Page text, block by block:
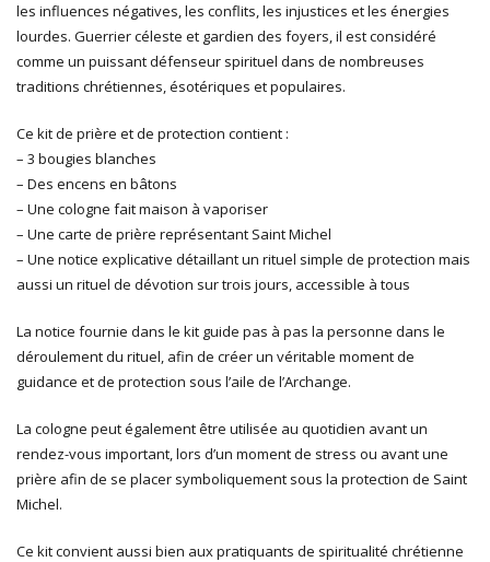
les influences négatives, les conflits, les injustices et les énergies
lourdes. Guerrier céleste et gardien des foyers, il est considéré
comme un puissant défenseur spirituel dans de nombreuses
traditions chrétiennes, ésotériques et populaires.
Ce kit de prière et de protection contient :
– 3 bougies blanches
– Des encens en bâtons
– Une cologne fait maison à vaporiser
– Une carte de prière représentant Saint Michel
– Une notice explicative détaillant un rituel simple de protection mais
aussi un rituel de dévotion sur trois jours, accessible à tous
La notice fournie dans le kit guide pas à pas la personne dans le
déroulement du rituel, afin de créer un véritable moment de
guidance et de protection sous l’aile de l’Archange.
La cologne peut également être utilisée au quotidien avant un
rendez-vous important, lors d’un moment de stress ou avant une
prière afin de se placer symboliquement sous la protection de Saint
Michel.
Ce kit convient aussi bien aux pratiquants de spiritualité chrétienne